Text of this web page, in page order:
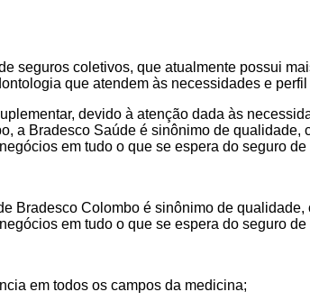
seguros coletivos, que atualmente possui
que atendem às necessidades e
devido à atenção dada às
a Bradesco Saúde é sinônimo de
em tudo o que se espera do seguro
Bradesco Colombo é sinônimo de
em tudo o que se espera do seguro
em todos os campos da medicina;